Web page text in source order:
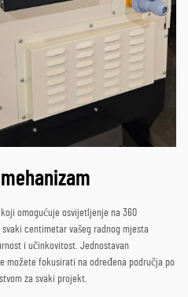
omogućuje osvijetljenje na 360
centimetar vašeg radnog mjesta
i učinkovitost. Jednostavan
možete fokusirati na određena područja po
za svaki projekt.